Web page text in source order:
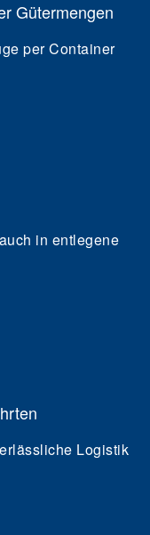
Gütermengen
per Container
in entlegene
Logistik